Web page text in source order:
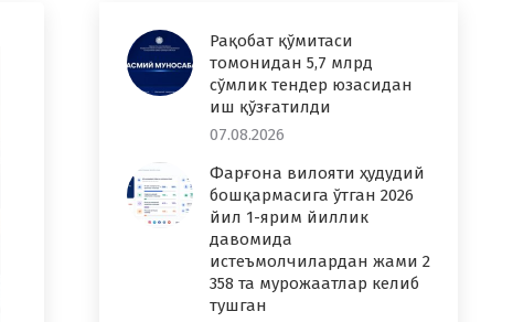
Рақобат қўмитаси
томонидан 5,7 млрд
сўмлик тендер юзасидан
иш қўзғатилди
07.08.2026
Фарғона вилояти ҳудудий
бошқармасига ўтган 2026
йил 1-ярим йиллик
давомида
истеъмолчилардан жами 2
358 та мурожаатлар келиб
тушган